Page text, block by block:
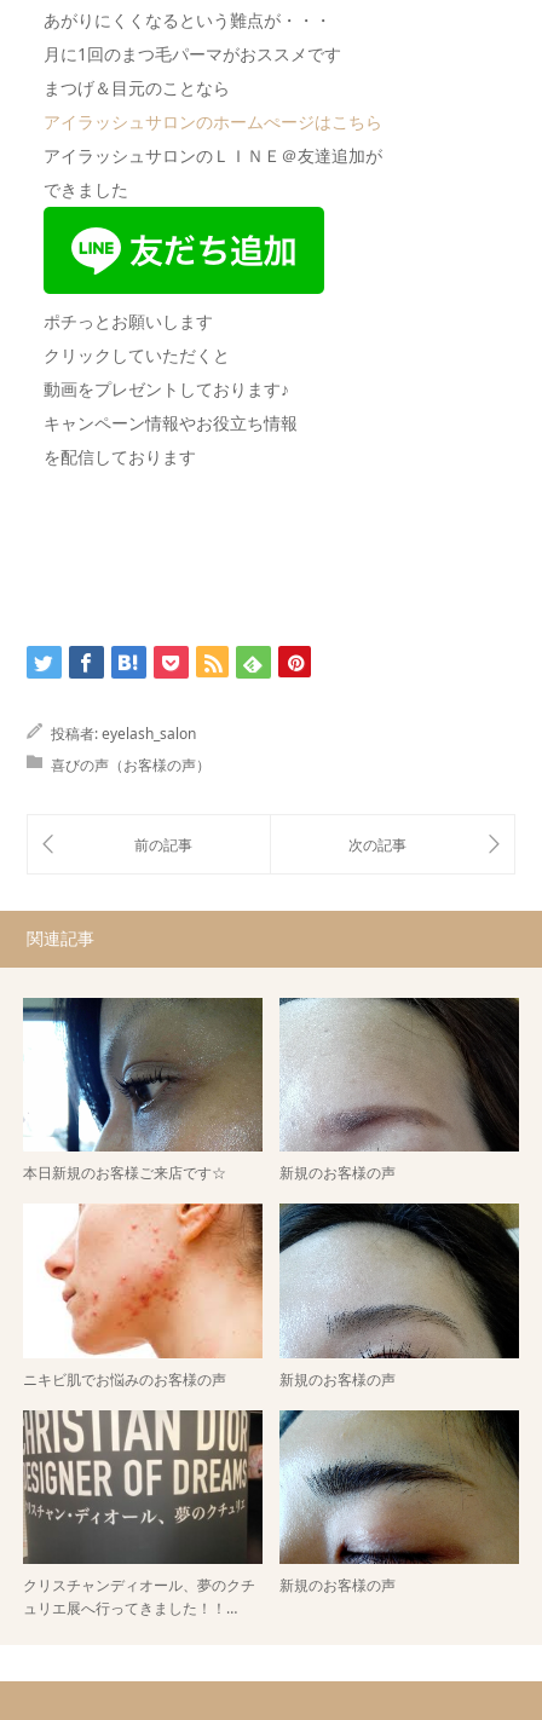
あがりにくくなるという難点が・・・
月に1回のまつ毛パーマがおススメです
まつげ＆目元のことなら
アイラッシュサロンのホームぺージはこちら
アイラッシュサロンのＬＩＮＥ＠友達追加が
できました
ポチっとお願いします
クリックしていただくと
動画をプレゼントしております♪
キャンペーン情報やお役立ち情報
を配信しております
投稿者:eyelash_salon
喜びの声（お客様の声）
関連記事
本日新規のお客様ご来店です☆ 新規のお客様の声
ニキビ肌でお悩みのお客様の声 新規のお客様の声
クリスチャンディオール、夢のクチ
ュリエ展へ行ってきました！！…
新規のお客様の声